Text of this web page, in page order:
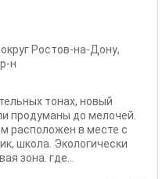
округ Ростов-на-Дону,
н
тонах, новый
продуманы до мелочей.
расположен в месте с
школа. Экологически
зона. где...